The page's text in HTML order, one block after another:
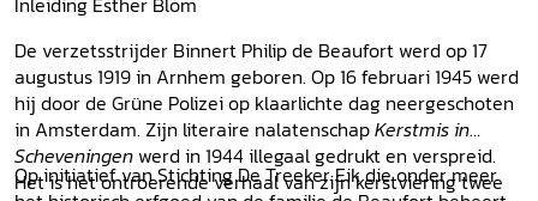
De verzetsstrijder Binnert Philip de Beaufort werd op 17
augustus 1919 in Arnhem geboren. Op 16 februari 1945 werd
hij door de Grüne Polizei op klaarlichte dag neergeschoten
in Amsterdam. Zijn literaire nalatenschapKerstmis in
Scheveningen werd in 1944 illegaal gedrukt en verspreid.
Het is het ontroerende verhaal van zijn kerstviering twee
Op initiatief van Stichting De Treeker Eik die onder meer